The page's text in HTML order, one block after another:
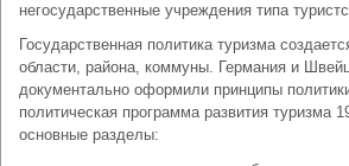
негосударственные учреждения типа
Государственная политика туризма
области, района, коммуны. Германия и
документально оформили принципы
политическая программа развития туризма
основные разделы: